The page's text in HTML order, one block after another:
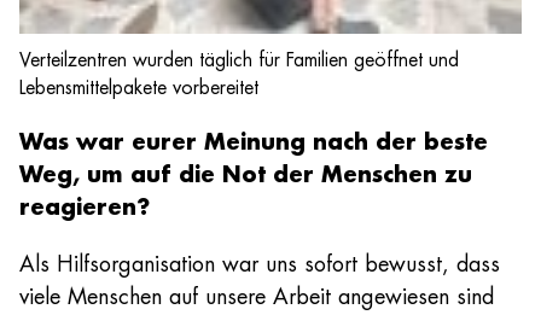
Verteilzentren wurden täglich für Familien geöffnet und
Lebensmittelpakete vorbereitet
Was war eurer Meinung nach der beste
Weg, um auf die Not der Menschen zu
reagieren?
Als Hilfsorganisation war uns sofort bewusst, dass
viele Menschen auf unsere Arbeit angewiesen sind